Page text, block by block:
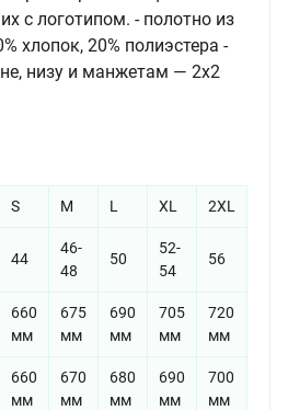
с логотипом. - полотно из
хлопок, 20% полиэстера -
низу и манжетам — 2х2
S M L XL 2XL
44
46-
48
50
52-
54
56
660
мм
675
мм
690
мм
705
мм
720
мм
660
мм
670
мм
680
мм
690
мм
700
мм